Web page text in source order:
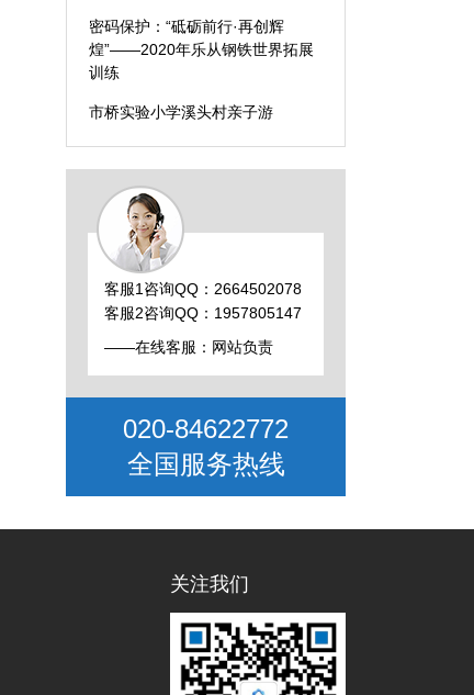
密码保护：“砥砺前行·再创辉
煌”——2020年乐从钢铁世界拓展
训练
市桥实验小学溪头村亲子游
客服1咨询QQ：2664502078
客服2咨询QQ：1957805147
——在线客服：网站负责
020-84622772
全国服务热线
关注我们